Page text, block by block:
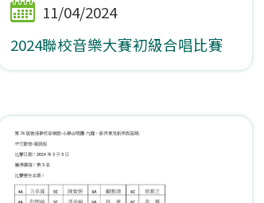
11/04/2024
2024聯校音樂大賽初級合唱比賽